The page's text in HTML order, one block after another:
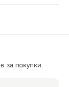
за покупки